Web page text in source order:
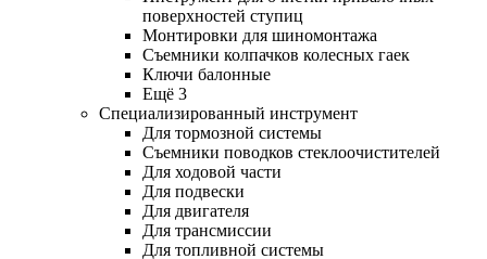
поверхностей ступиц
Монтировки для шиномонтажа
Съемники колпачков колесных гаек
Ключи балонные
Ещё 3
Специализированный инструмент
Для тормозной системы
Съемники поводков стеклоочистителей
Для ходовой части
Для подвески
Для двигателя
Для трансмиссии
Для топливной системы